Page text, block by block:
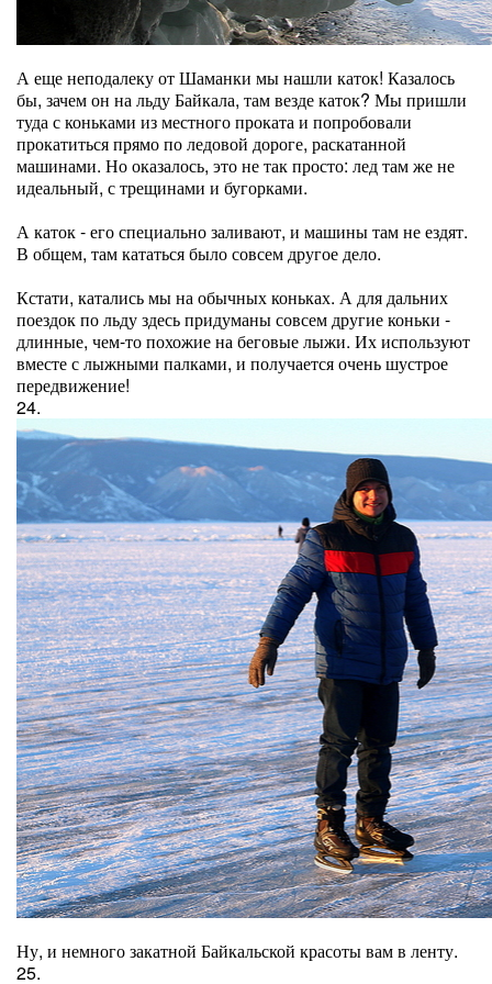
А еще неподалеку от Шаманки мы нашли каток! Казалось
бы, зачем он на льду Байкала, там везде каток? Мы пришли
туда с коньками из местного проката и попробовали
прокатиться прямо по ледовой дороге, раскатанной
машинами. Но оказалось, это не так просто: лед там же не
идеальный, с трещинами и бугорками.
А каток - его специально заливают, и машины там не ездят.
В общем, там кататься было совсем другое дело.
Кстати, катались мы на обычных коньках. А для дальних
поездок по льду здесь придуманы совсем другие коньки -
длинные, чем-то похожие на беговые лыжи. Их используют
вместе с лыжными палками, и получается очень шустрое
передвижение!
24.
Ну, и немного закатной Байкальской красоты вам в ленту.
25.